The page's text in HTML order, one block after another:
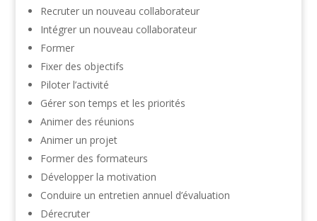
Recruter un nouveau collaborateur
Intégrer un nouveau collaborateur
Former
Fixer des objectifs
Piloter l’activité
Gérer son temps et les priorités
Animer des réunions
Animer un projet
Former des formateurs
Développer la motivation
Conduire un entretien annuel d’évaluation
Dérecruter